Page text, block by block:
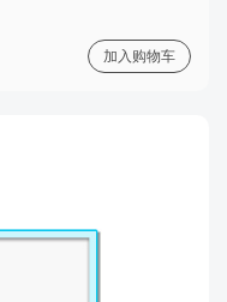
加入购物车